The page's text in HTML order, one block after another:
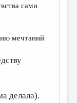
сами
мечтаний
делала).